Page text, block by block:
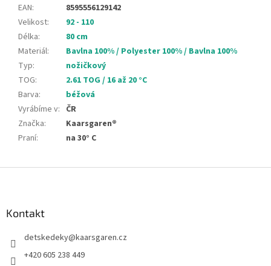
EAN:
8595556129142
Velikost:
92 - 110
Délka:
80 cm
Materiál:
Bavlna 100% / Polyester 100% / Bavlna 100%
Typ:
nožičkový
TOG:
2.61 TOG / 16 až 20 °C
Barva:
béžová
Vyrábíme v: ČR
Značka:
Kaarsgaren®
Praní: na 30° C
Kontakt
detskedeky@kaarsgaren.cz
+420 605 238 449